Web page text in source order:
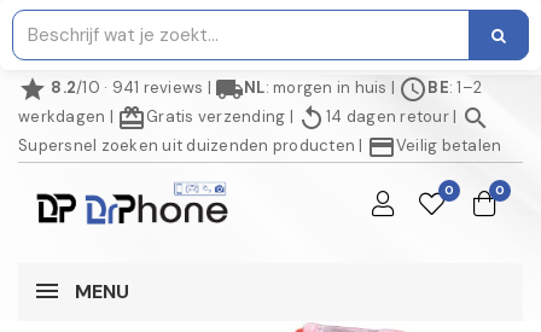
star 8.2/10 · 941 reviews | local_shippingNL: morgen in huis | scheduleBE: 1–2
werkdagen | redeemGratis verzending | replay 14 dagen retour| search
Supersnel zoeken uit duizenden producten | credit_cardVeilig betalen
0 0
MENU